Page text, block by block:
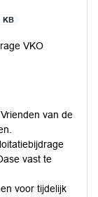
KB
VKO
van de
vast te
voor tijdelijk